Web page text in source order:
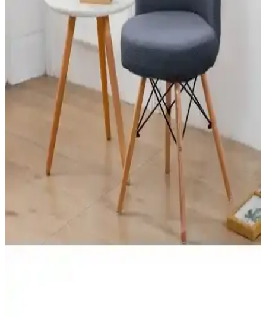
Özmakan Sandalye Kılıfı Karşılaştırması: Yüksek
Kalite ve Likralı Modellerin Özellikleri
İki farklı Özmakan sandalye kılıfını detaylı karşılaştırıyoruz. Kalite,
esneklik, bakım ve kullanıcı yorumlarıyla en uygun seçeneği
belirlemenize yardımcı oluyoruz.
Riselerhome Nurlan ve Özmakan Sandalye Kılıfı
Karşılaştırması: Malzeme, Uyum ve Kullanıcı
Memnuniyeti
Riselerhome Nurlan ve Özmakan sandalye kılıfları, malzeme, uyum
ve kullanıcı geri bildirimleriyle karşılaştırıldı. Kalite, kullanım
kolaylığı ve dayanıklılık açısından detaylar sunuluyor.
Özmakan Yüksek Kaliteli ve Likralı Sandalye
Kılıfları Karşılaştırması
Bu makalede Özmakan yüksek kaliteli ve likralı sandalye kılıflarını
detaylı karşılaştırıyoruz. Kullanıcı yorumları ve performans analizleri
ile ihtiyaçlarınıza en uygun modeli belirlemenize yardımcı oluyoruz.